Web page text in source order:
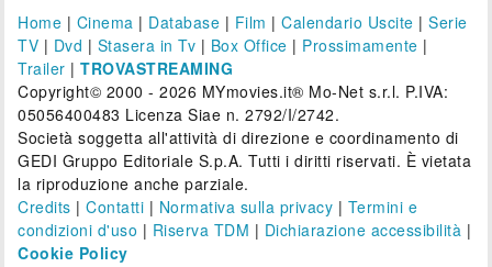
Home | Cinema | Database | Film |Calendario Uscite |Serie
TV | Dvd | Stasera in Tv | Box Office | Prossimamente |
Trailer |TROVASTREAMING
Copyright© 2000 - 2026 MYmovies.it® Mo-Net s.r.l. P.IVA:
05056400483 Licenza Siae n. 2792/I/2742.
Società soggetta all'attività di direzione e coordinamento di
GEDI Gruppo Editoriale S.p.A. Tutti i diritti riservati. È vietata
la riproduzione anche parziale.
Credits |Contatti | Normativa sulla privacy | Termini e
condizioni d'uso | Riserva TDM | Dichiarazione accessibilità |
Cookie Policy